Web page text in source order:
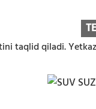
taqlid qiladi.